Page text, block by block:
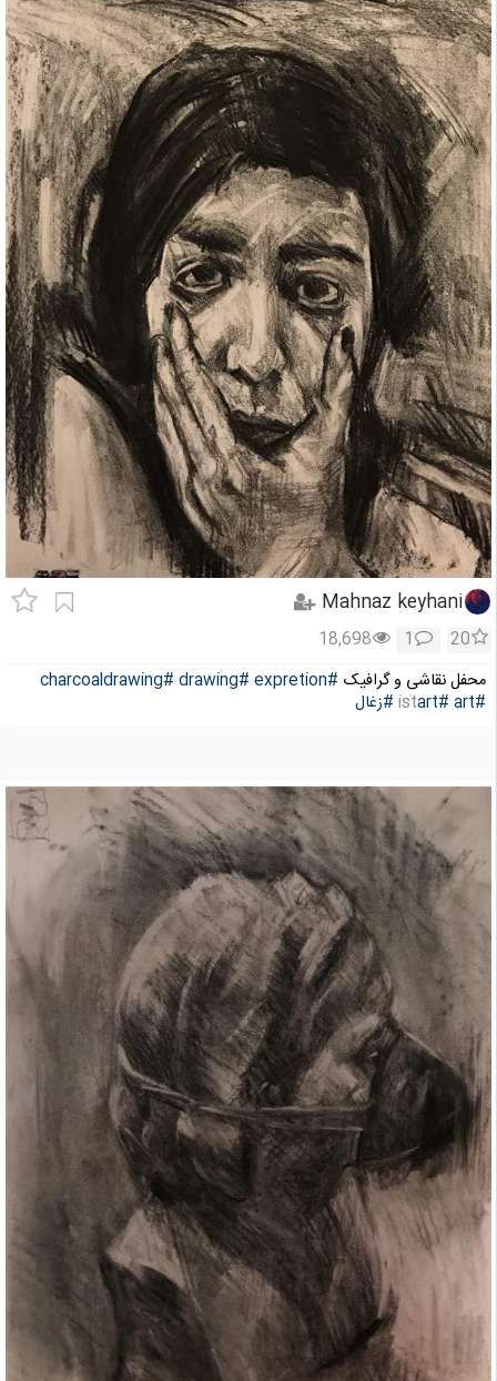
Mahnaz keyhani
20
1
18,698
محفل نقاشی و گرافیک #expretion
#drawing
#charcoaldrawing
#art
#art
ist #زغال